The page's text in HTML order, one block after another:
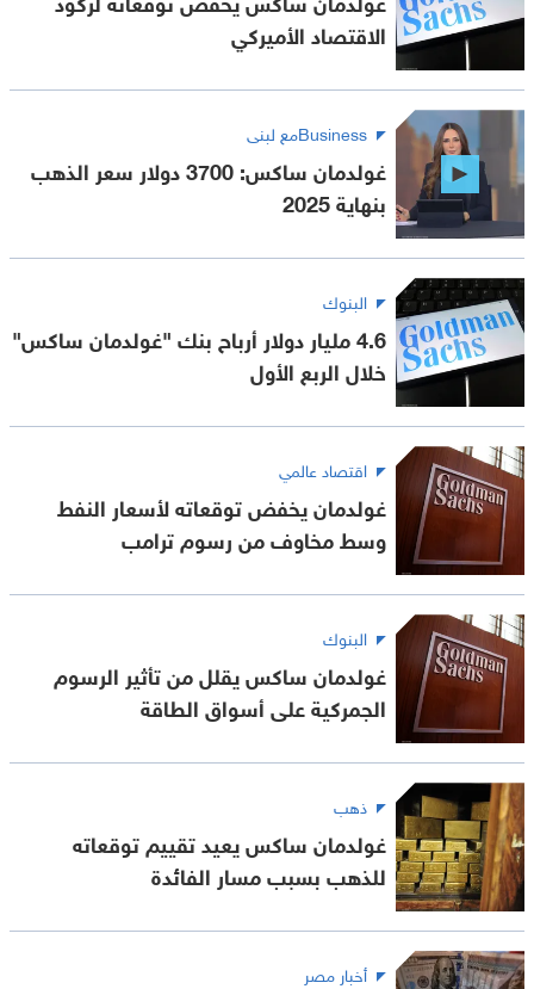
الاقتصاد الأميركي
Businessمع لبنى
غولدمان ساكس: 3700 دولار سعر الذهب
بنهاية 2025
البنوك
4.6 مليار دولار أرباح بنك "غولدمان ساكس"
خلال الربع الأول
اقتصاد عالمي
غولدمان يخفض توقعاته لأسعار النفط
وسط مخاوف من رسوم ترامب
البنوك
غولدمان ساكس يقلل من تأثير الرسوم
الجمركية على أسواق الطاقة
ذهب
غولدمان ساكس يعيد تقييم توقعاته
للذهب بسبب مسار الفائدة
أخبار مصر